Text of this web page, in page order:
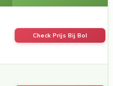
Check Prijs Bij Bol